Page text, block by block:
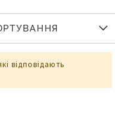
відповідають